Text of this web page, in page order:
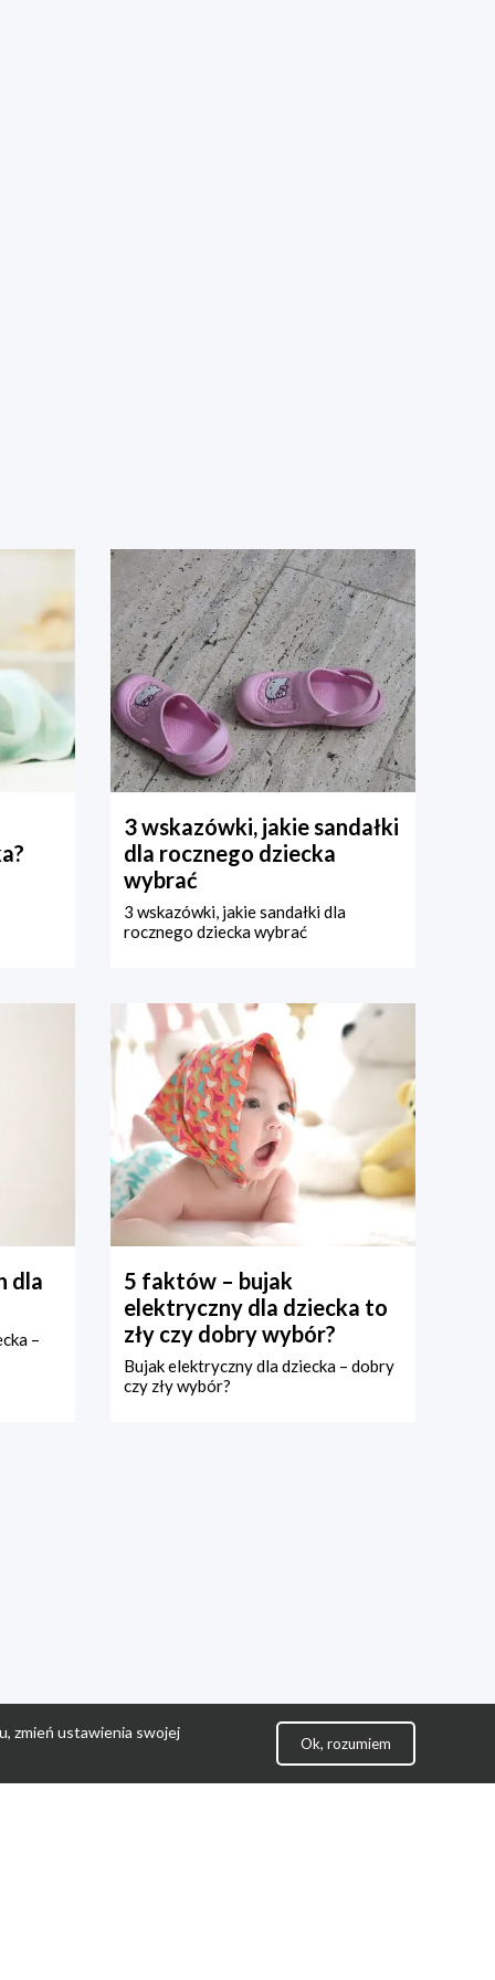
3 wskazówki, jakie sandałki
dla rocznego dziecka
wybrać
3 wskazówki, jakie sandałki dla
rocznego dziecka wybrać
dla
–
5 faktów – bujak
elektryczny dla dziecka to
zły czy dobry wybór?
Bujak elektryczny dla dziecka – dobry
czy zły wybór?
zmień ustawienia swojej
Ok, rozumiem